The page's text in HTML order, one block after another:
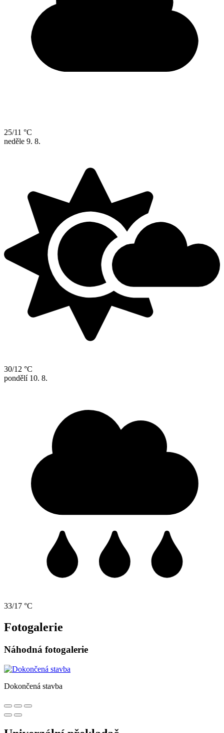
25/11 °C
neděle 9. 8.
30/12 °C
pondělí 10. 8.
33/17 °C
Fotogalerie
Náhodná fotogalerie
Dokončená stavba